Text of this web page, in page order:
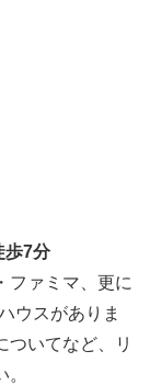
歩7分
ファミマ、更に
ウスがありま
ついてなど、リ